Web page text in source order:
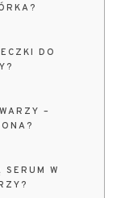
DO
–
SERUM W